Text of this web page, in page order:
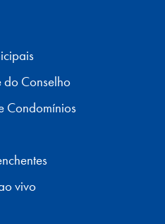
do Conselho
Condomínios
vivo